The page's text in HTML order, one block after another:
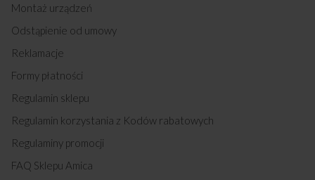
Montaż urządzeń
Odstąpienie od umowy
Reklamacje
Formy płatności
Regulamin sklepu
Regulamin korzystania z Kodów rabatowych
Regulaminy promocji
FAQ Sklepu Amica